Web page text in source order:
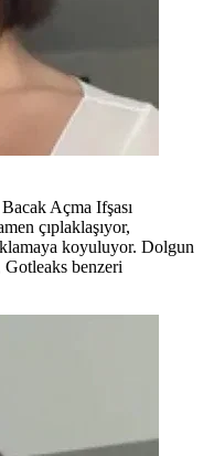
Açma Ifşası
çıplaklaşıyor,
koyuluyor. Dolgun
Gotleaks benzeri